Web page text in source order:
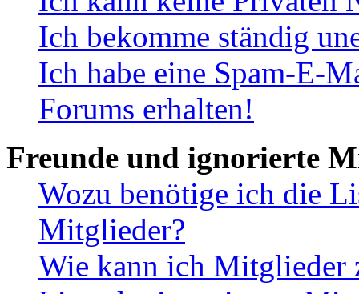
Ich bekomme ständig
Ich habe eine Spam-E-
Forums erhalten!
Freunde und ignorierte
Wozu benötige ich die
Mitglieder?
Wie kann ich Mitglieder